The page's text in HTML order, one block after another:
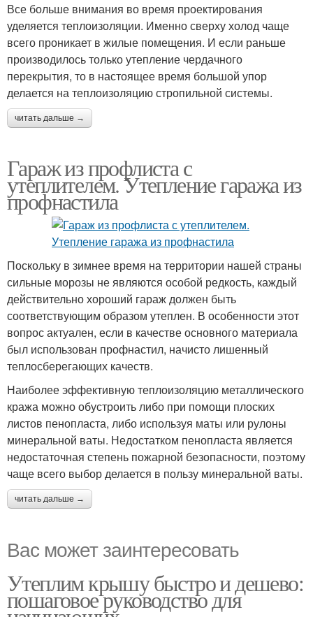
Все больше внимания во время проектирования
уделяется теплоизоляции. Именно сверху холод чаще
всего проникает в жилые помещения. И если раньше
производилось только утепление чердачного
перекрытия, то в настоящее время большой упор
делается на теплоизоляцию стропильной системы.
читать дальше →
Гараж из профлиста с
утеплителем. Утепление гаража из
профнастила
Поскольку в зимнее время на территории нашей страны
сильные морозы не являются особой редкость, каждый
действительно хороший гараж должен быть
соответствующим образом утеплен. В особенности этот
вопрос актуален, если в качестве основного материала
был использован профнастил, начисто лишенный
теплосберегающих качеств.
Наиболее эффективную теплоизоляцию металлического
кража можно обустроить либо при помощи плоских
листов пенопласта, либо используя маты или рулоны
минеральной ваты. Недостатком пенопласта является
недостаточная степень пожарной безопасности, поэтому
чаще всего выбор делается в пользу минеральной ваты.
читать дальше →
Вас может заинтересовать
Утеплим крышу быстро и дешево:
пошаговое руководство для